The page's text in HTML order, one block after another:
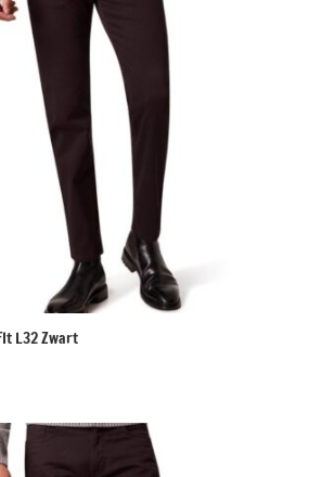
L32 Zwart